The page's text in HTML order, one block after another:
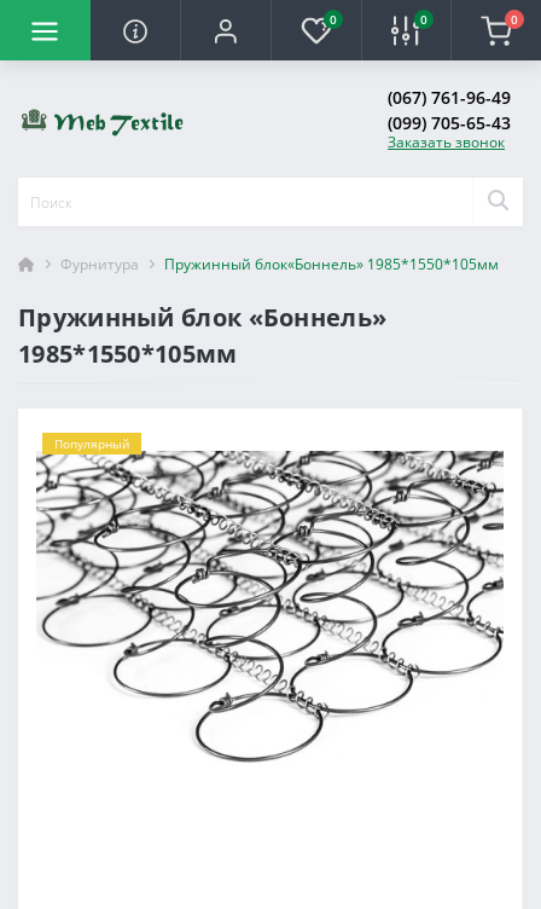
0 0 0
(067) 761-96-49
(099) 705-65-43
Заказать звонок
Фурнитура Пружинный блок«Боннель» 1985*1550*105мм
Пружинный блок «Боннель»
1985*1550*105мм
Популярный